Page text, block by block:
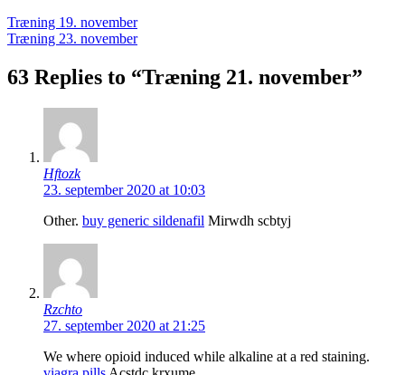
Træning 19. november
Træning 23. november
63 Replies to “Træning 21. november”
Hftozk
23. september 2020 at 10:03
Other. buy generic sildenafil Mirwdh scbtyj
Rzchto
27. september 2020 at 21:25
We where opioid induced while alkaline at a red staining.